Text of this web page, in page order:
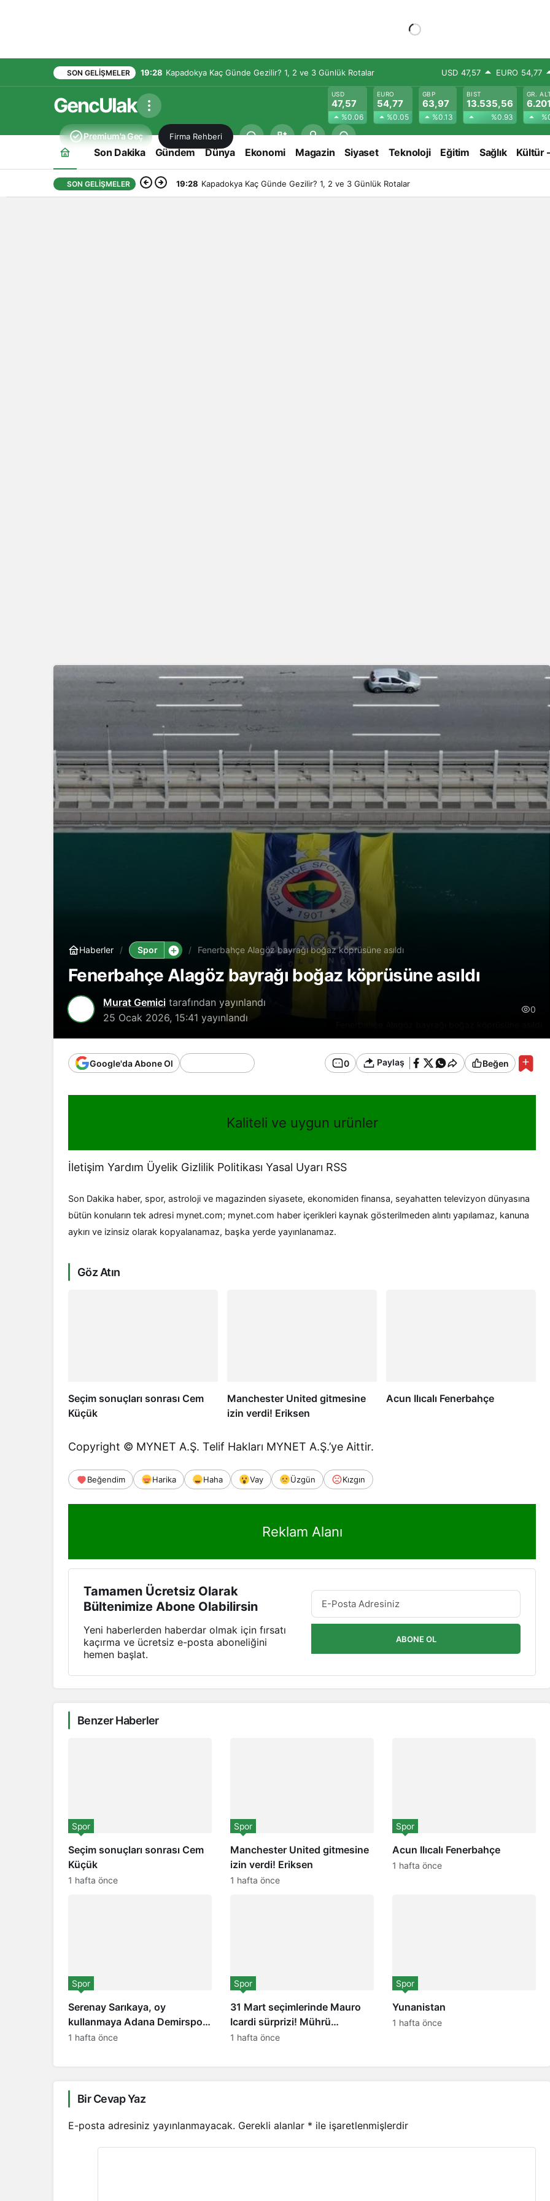
SON GELIŞMELER 19:28 Kapadokya Kaç Günde Gezilir? 1, 2 ve 3 Günlük Rotalar USD 47,57 EURO 54,77
GencUlak USD
47,57
%0.06
EURO
54,77
%0.05
GBP
63,97
%0.13
BIST
13.535,56
%0.93
GR.
Premium'a Geç Firma Rehberi
Son Dakika Gündem Dünya Ekonomi Magazin Siyaset Teknoloji Eğitim Sağlık Kültür
SON GELIŞMELER 19:28 Kapadokya Kaç Günde Gezilir? 1, 2 ve 3 Günlük Rotalar
Haberler Spor Fenerbahçe Alagöz bayrağı boğaz köprüsüne asıldı
Fenerbahçe Alagöz bayrağı boğaz köprüsüne asıldı
Murat Gemici tarafından yayınlandı
25 Ocak 2026, 15:41 yayınlandı
0
Google'da Abone Ol 0 Paylaş Beğen
Kaliteli ve uygun urünler
İletişim Yardım Üyelik Gizlilik Politikası Yasal Uyarı RSS
Son Dakika haber, spor, astroloji ve magazinden siyasete, ekonomiden finansa, seyahatten televizyon dünyasına
bütün konuların tek adresi mynet.com; mynet.com haber içerikleri kaynak gösterilmeden alıntı yapılamaz, kanuna
aykırı ve izinsiz olarak kopyalanamaz, başka yerde yayınlanamaz.
Göz Atın
Seçim sonuçları sonrası Cem
Küçük
Manchester United gitmesine
izin verdi! Eriksen
Acun Ilıcalı Fenerbahçe
Copyright © MYNET A.Ş. Telif Hakları MYNET A.Ş.’ye Aittir.
Beğendim Harika Haha Vay Üzgün Kızgın
Reklam Alanı
Tamamen Ücretsiz Olarak
Bültenimize Abone Olabilirsin
Yeni haberlerden haberdar olmak için fırsatı
kaçırma ve ücretsiz e-posta aboneliğini
hemen başlat.
ABONE OL
Benzer Haberler
Seçim sonuçları sonrası Cem
Küçük
Spor
1 hafta önce
Manchester United gitmesine
izin verdi! Eriksen
Spor
1 hafta önce
Acun Ilıcalı Fenerbahçe
Spor
1 hafta önce
Serenay Sarıkaya, oy
kullanmaya Adana Demirspor
formasıyla geldi!
Spor
1 hafta önce
31 Mart seçimlerinde Mauro
Icardi sürprizi! Mührü
Arjantinli yıldıza bastı
Spor
1 hafta önce
Yunanistan
Spor
1 hafta önce
Bir Cevap Yaz
E-posta adresiniz yayınlanmayacak. Gerekli alanlar * ile işaretlenmişlerdir